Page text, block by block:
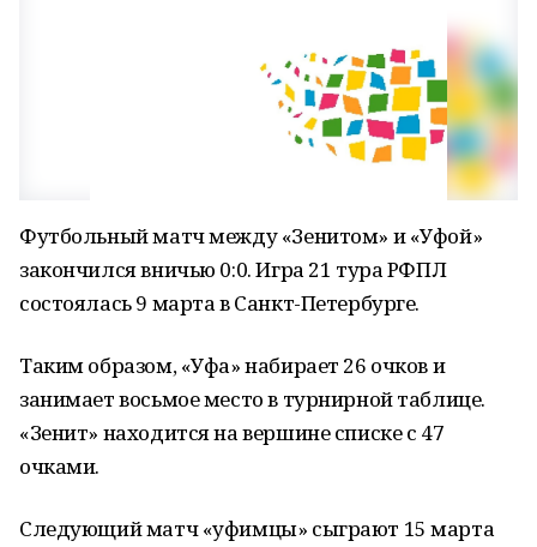
Футбольный матч между «Зенитом» и «Уфой»
закончился вничью 0:0. Игра 21 тура РФПЛ
состоялась 9 марта в Санкт-Петербурге.
Таким образом, «Уфа» набирает 26 очков и
занимает восьмое место в турнирной таблице.
«Зенит» находится на вершине списке с 47
очками.
Следующий матч «уфимцы» сыграют 15 марта